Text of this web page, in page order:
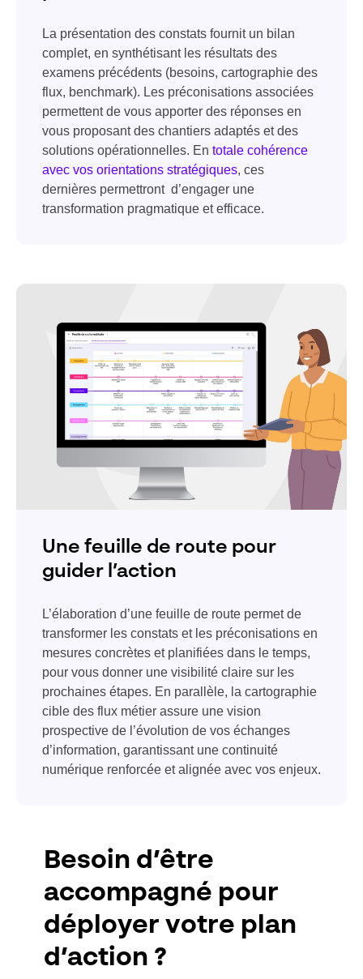
La présentation des constats fournit un bilan
complet, en synthétisant les résultats des
examens précédents (besoins, cartographie des
flux, benchmark). Les préconisations associées
permettent de vous apporter des réponses en
vous proposant des chantiers adaptés et des
solutions opérationnelles. En totale cohérence
avec vos orientations stratégiques, ces
dernières permettront d’engager une
transformation pragmatique et efficace.
Une feuille de route pour
guider l’action
L’élaboration d’une feuille de route permet de
transformer les constats et les préconisations en
mesures concrètes et planifiées dans le temps,
pour vous donner une visibilité claire sur les
prochaines étapes. En parallèle, la cartographie
cible des flux métier assure une vision
prospective de l’évolution de vos échanges
d’information, garantissant une continuité
numérique renforcée et alignée avec vos enjeux.
Besoin d’être
accompagné pour
déployer votre plan
d’action ?